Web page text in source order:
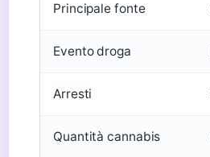
Principale fonte
Evento droga
Arresti
Quantità cannabis